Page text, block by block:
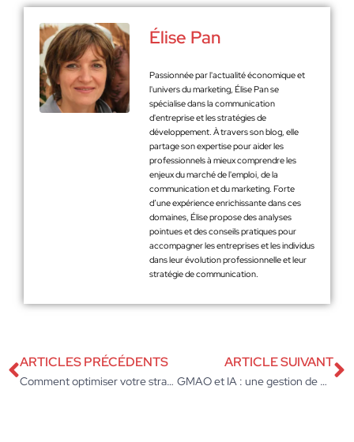
Élise Pan
Passionnée par l'actualité économique et
l'univers du marketing, Élise Pan se
spécialise dans la communication
d'entreprise et les stratégies de
développement. À travers son blog, elle
partage son expertise pour aider les
professionnels à mieux comprendre les
enjeux du marché de l'emploi, de la
communication et du marketing. Forte
d’une expérience enrichissante dans ces
domaines, Élise propose des analyses
pointues et des conseils pratiques pour
accompagner les entreprises et les individus
dans leur évolution professionnelle et leur
stratégie de communication.
ARTICLES PRÉCÉDENTS
Comment optimiser votre stratégie omnicanale ?
ARTICLE SUIVANT
GMAO et IA : une gestion de maintenance intelligente